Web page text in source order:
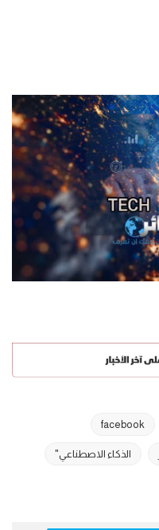
facebook
الذكاء الاصطناعي"